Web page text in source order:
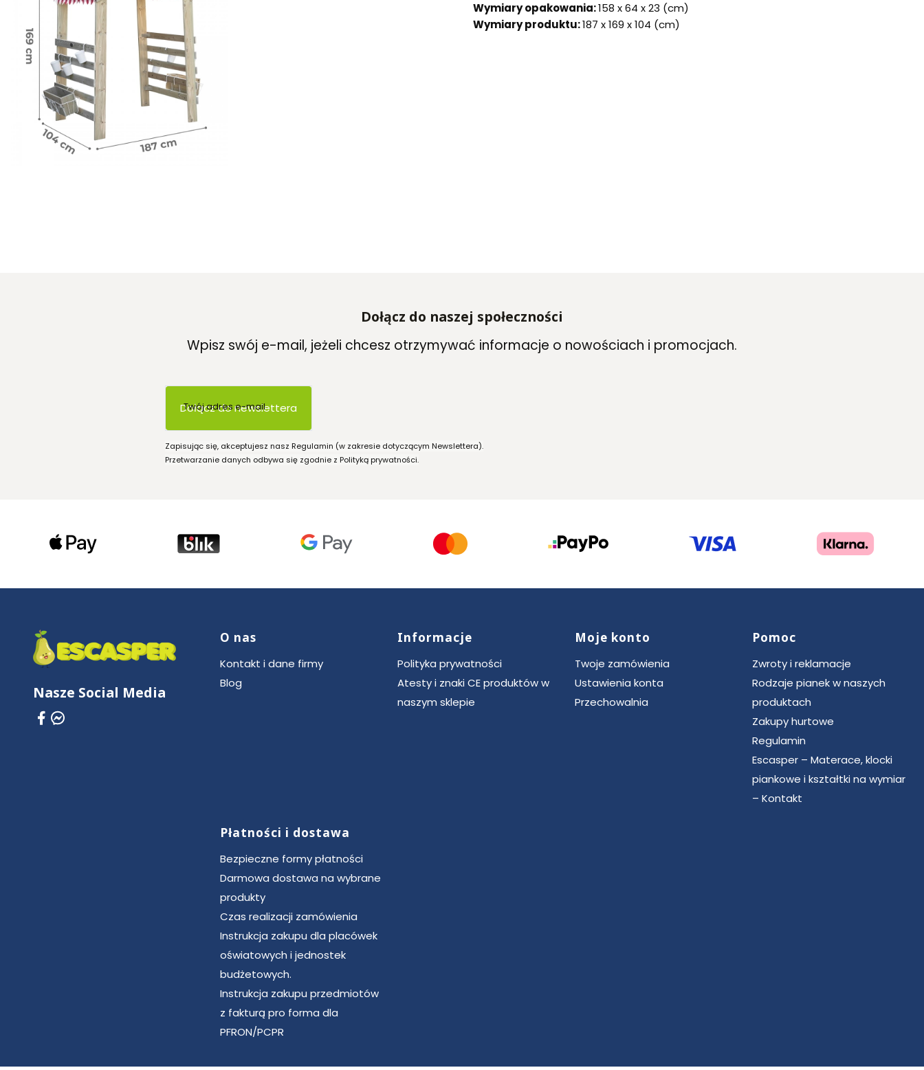
Wymiary opakowania:158 x 64 x 23 (cm)
Wymiary produktu:187 x 169 x 104 (cm)
Dołącz do naszej społeczności
Wpisz swój e-mail, jeżeli chcesz otrzymywać informacje o nowościach i promocjach.
Twój adres e-mail
Dołącz do newslettera
Zapisując się, akceptujesz nasz Regulamin (w zakresie dotyczącym Newslettera).
Przetwarzanie danych odbywa się zgodnie z Polityką prywatności.
Nasze Social Media
Linki w stopce
O nas
Kontakt i dane firmy
Blog
Informacje
Polityka prywatności
Atesty i znaki CE produktów w
naszym sklepie
Moje konto
Twoje zamówienia
Ustawienia konta
Przechowalnia
Pomoc
Zwroty i reklamacje
Rodzaje pianek w naszych
produktach
Zakupy hurtowe
Regulamin
Escasper – Materace, klocki
piankowe i kształtki na wymiar
– Kontakt
Płatności i dostawa
Bezpieczne formy płatności
Darmowa dostawa na wybrane
produkty
Czas realizacji zamówienia
Instrukcja zakupu dla placówek
oświatowych i jednostek
budżetowych.
Instrukcja zakupu przedmiotów
z fakturą pro forma dla
PFRON/PCPR